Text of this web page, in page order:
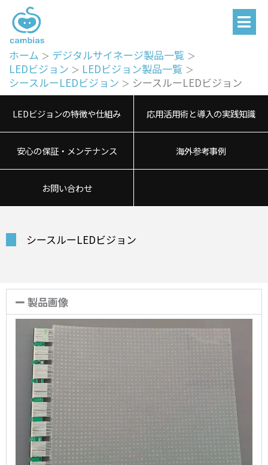
ッ
メ
ニ
ュ
ホーム
デジタルサイネージ製品一覧
LEDビジョン
LEDビジョン製品一覧
シースルーLEDビジョン
シースルーLEDビジョン
LEDビジョンの特徴や仕組み 応用活用術と導入の実践知識
安心の保証・メンテナンス 海外参考事例
お問い合わせ
シースルーLEDビジョン
製品画像